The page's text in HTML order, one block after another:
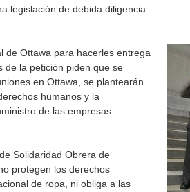
legislación de debida diligencia
de Ottawa para hacerles entrega
de la petición piden que se
en Ottawa, se plantearán
humanos y la
de las empresas
Solidaridad Obrera de
protegen los derechos
de ropa, ni obliga a las